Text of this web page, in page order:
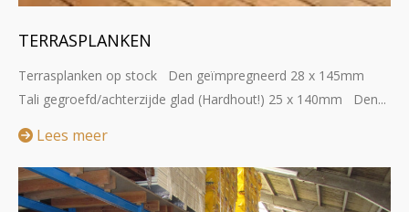
TERRASPLANKEN
Terrasplanken op stock Den geïmpregneerd 28 x 145mm
Tali gegroefd/achterzijde glad (Hardhout!) 25 x 140mm Den...
Lees meer